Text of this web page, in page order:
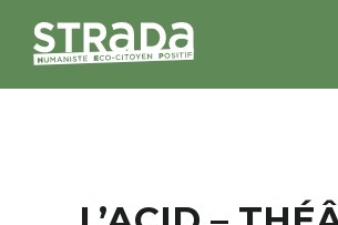
MAGAZINES